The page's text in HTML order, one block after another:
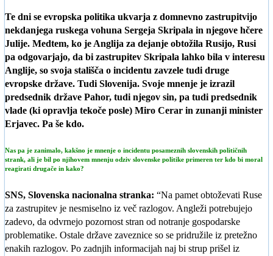
Te dni se evropska politika ukvarja z domnevno zastrupitvijo
nekdanjega ruskega vohuna Sergeja Skripala in njegove hčere
Julije. Medtem, ko je Anglija za dejanje obtožila Rusijo, Rusi
pa odgovarjajo, da bi zastrupitev Skripala lahko bila v interesu
Anglije, so svoja stališča o incidentu zavzele tudi druge
evropske države. Tudi Slovenija. Svoje mnenje je izrazil
predsednik države Pahor, tudi njegov sin, pa tudi predsednik
vlade (ki opravlja tekoče posle) Miro Cerar in zunanji minister
Erjavec. Pa še kdo.
Nas pa je zanimalo, kakšno je mnenje o incidentu posameznih slovenskih političnih
strank, ali je bil po njihovem mnenju odziv slovenske politike primeren ter kdo bi moral
reagirati drugače in kako?
SNS, Slovenska nacionalna stranka: “Na pamet obtoževati Ruse
za zastrupitev je nesmiselno iz več razlogov. Angleži potrebujejo
zadevo, da odvrnejo pozornost stran od notranje gospodarske
problematike. Ostale države zaveznice so se pridružile iz pretežno
enakih razlogov. Po zadnjih informacijah naj bi strup prišel iz